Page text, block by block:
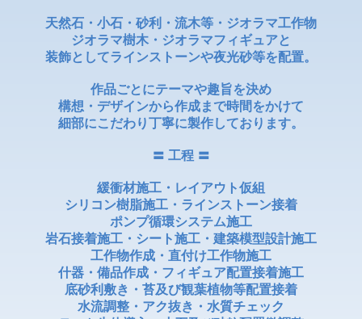
天然石・小石・砂利・流木等・ジオラマ工作物
ジオラマ樹木・ジオラマフィギュアと
装飾としてラインストーンや夜光砂等を配置。
作品ごとにテーマや趣旨を決め
構想・デザインから作成まで時間をかけて
細部にこだわり丁寧に製作しております。
〓 工程 〓
緩衝材施工・レイアウト仮組
シリコン樹脂施工・ラインストーン接着
ポンプ循環システム施工
岩石接着施工・シート施工・建築模型設計施工
工作物作成・直付け工作物施工
什器・備品作成・フィギュア配置接着施工
底砂利敷き・苔及び観葉植物等配置接着
水流調整・アク抜き・水質チェック